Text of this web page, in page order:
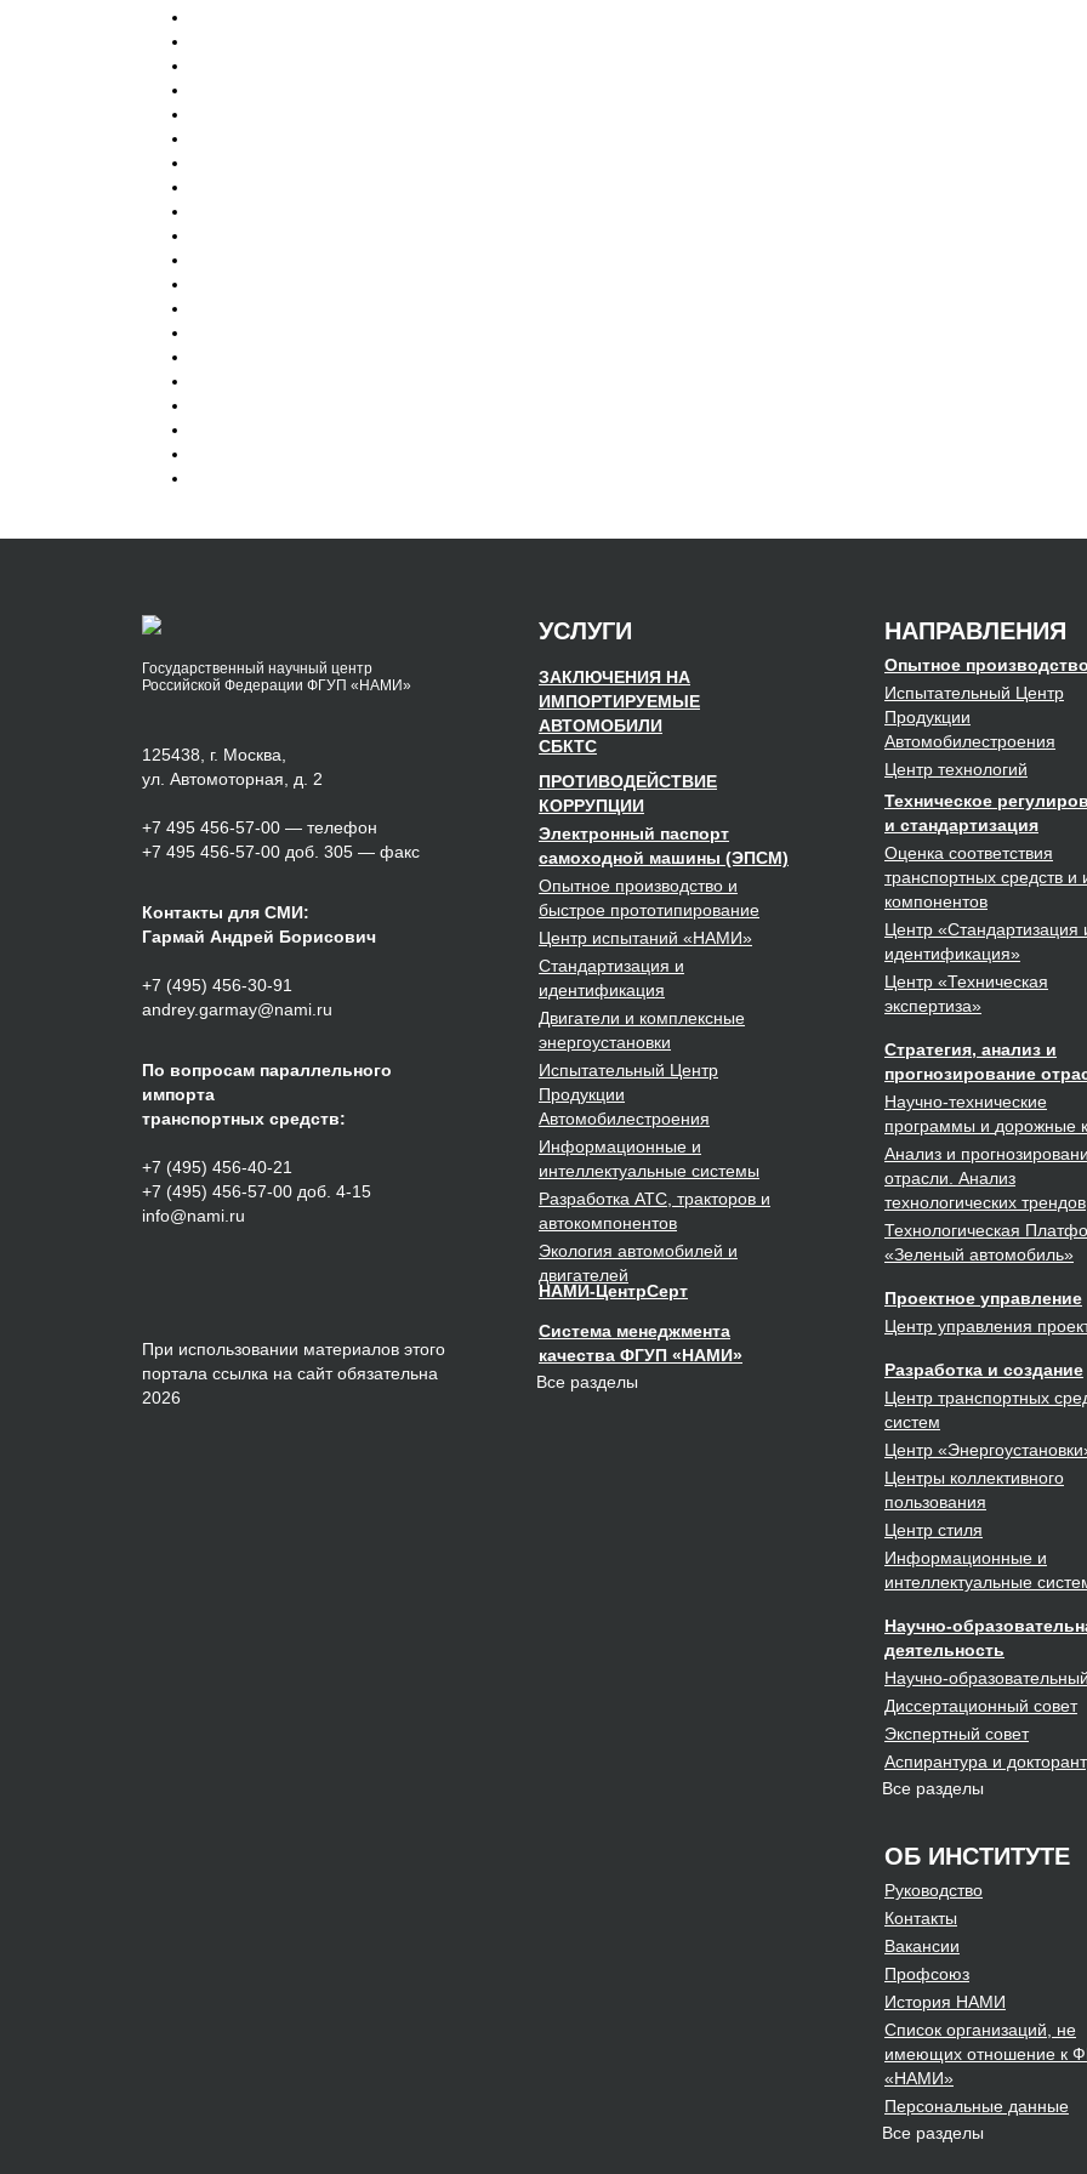
Государственный научный центр
Российской Федерации ФГУП «НАМИ»
125438, г. Москва,
ул. Автомоторная, д. 2
+7 495 456-57-00 — телефон
+7 495 456-57-00 доб. 305 — факс
Контакты для СМИ:
Гармай Андрей Борисович
+7 (495) 456-30-91
andrey.garmay@nami.ru
По вопросам параллельного
импорта
транспортных средств:
+7 (495) 456-40-21
+7 (495) 456-57-00 доб. 4-15
info@nami.ru
При использовании материалов этого
портала ссылка на сайт обязательна
2026
УСЛУГИ
ЗАКЛЮЧЕНИЯ НА
ИМПОРТИРУЕМЫЕ
АВТОМОБИЛИ
СБКТС
ПРОТИВОДЕЙСТВИЕ
КОРРУПЦИИ
Электронный паспорт
самоходной машины (ЭПСМ)
Опытное производство и
быстрое прототипирование
Центр испытаний «НАМИ»
Стандартизация и
идентификация
Двигатели и комплексные
энергоустановки
Испытательный Центр
Продукции
Автомобилестроения
Информационные и
интеллектуальные системы
Разработка АТС, тракторов и
автокомпонентов
Экология автомобилей и
двигателей
НАМИ-ЦентрСерт
Система менеджмента
качества ФГУП «НАМИ»
Все разделы
НАПРАВЛЕНИЯ
Опытное производство
Испытательный Центр
Продукции
Автомобилестроения
Центр технологий
Техническое
и стандартизация
Оценка соответствия
транспортных средств и
компонентов
Центр «Стандартизация
идентификация»
Центр «Техническая
экспертиза»
Стратегия, анализ и
прогнозирование
Научно-технические
программы и дорожные
Анализ и
отрасли. Анализ
технологических трендов
Технологическая
«Зеленый автомобиль»
Проектное управление
Центр управления
Разработка и создание
Центр транспортных
систем
Центр
Центры коллективного
пользования
Центр стиля
Информационные и
интеллектуальные
Научно-
деятельность
Научно-образовательный
Диссертационный совет
Экспертный совет
Аспирантура и
Все разделы
ОБ ИНСТИТУТЕ
Руководство
Контакты
Вакансии
Профсоюз
История НАМИ
Список организаций, не
имеющих отношение к
«НАМИ»
Персональные данные
Все разделы